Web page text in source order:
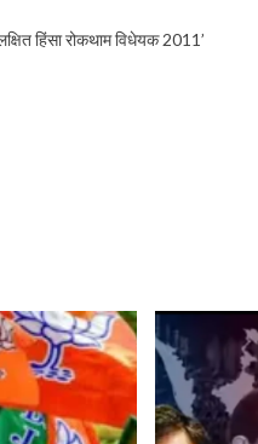
हिंसा रोकथाम विधेयक 2011’